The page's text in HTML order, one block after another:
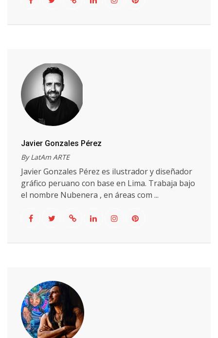
Javier Gonzales Pérez
By LatAm ARTE
Javier Gonzales Pérez es ilustrador y diseñador
gráfico peruano con base en Lima. Trabaja bajo
el nombre Nubenera , en áreas com ...